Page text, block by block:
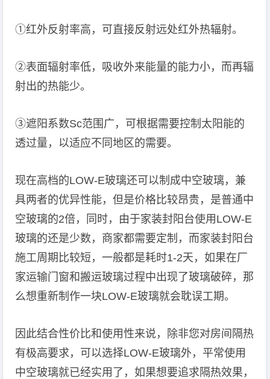
①红外反射率高，可直接反射远处红外热辐射。
②表面辐射率低，吸收外来能量的能力小，而再辐
射出的热能少。
③遮阳系数Sc范围广，可根据需要控制太阳能的
透过量，以适应不同地区的需要。
现在高档的LOW-E玻璃还可以制成中空玻璃，兼
具两者的优异性能，但是价格比较昂贵，是普通中
空玻璃的2倍，同时，由于家装封阳台使用LOW-E
玻璃的还是少数，商家都需要定制，而家装封阳台
施工周期比较短，一般都是耗时1-2天，如果在厂
家运输门窗和搬运玻璃过程中出现了玻璃破碎，那
么想重新制作一块LOW-E玻璃就会耽误工期。
因此结合性价比和使用性来说，除非您对房间隔热
有极高要求，可以选择LOW-E玻璃外，平常使用
中空玻璃就已经实用了，如果想要追求隔热效果，